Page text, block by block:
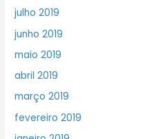
julho 2019
junho 2019
maio 2019
abril 2019
março 2019
fevereiro 2019